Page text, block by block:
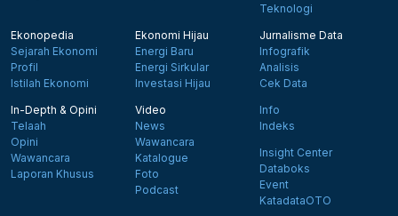
Teknologi
Ekonopedia
Sejarah Ekonomi
Profil
Istilah Ekonomi
Ekonomi Hijau
Energi Baru
Energi Sirkular
Investasi Hijau
Jurnalisme Data
Infografik
Analisis
Cek Data
In-Depth & Opini
Telaah
Opini
Wawancara
Laporan Khusus
Video
News
Wawancara
Katalogue
Foto
Podcast
Info
Indeks
Insight Center
Databoks
Event
KatadataOTO